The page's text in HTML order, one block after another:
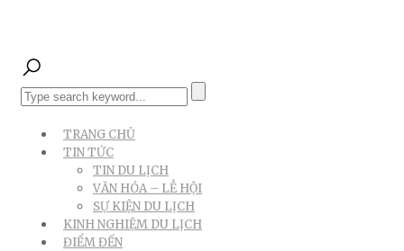
TRANG CHỦ
TIN TỨC
TIN DU LỊCH
VĂN HÓA – LỄ HỘI
SỰ KIỆN DU LỊCH
KINH NGHIỆM DU LỊCH
ĐIỂM ĐẾN